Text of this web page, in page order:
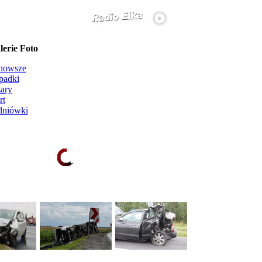
Foto
więcej...